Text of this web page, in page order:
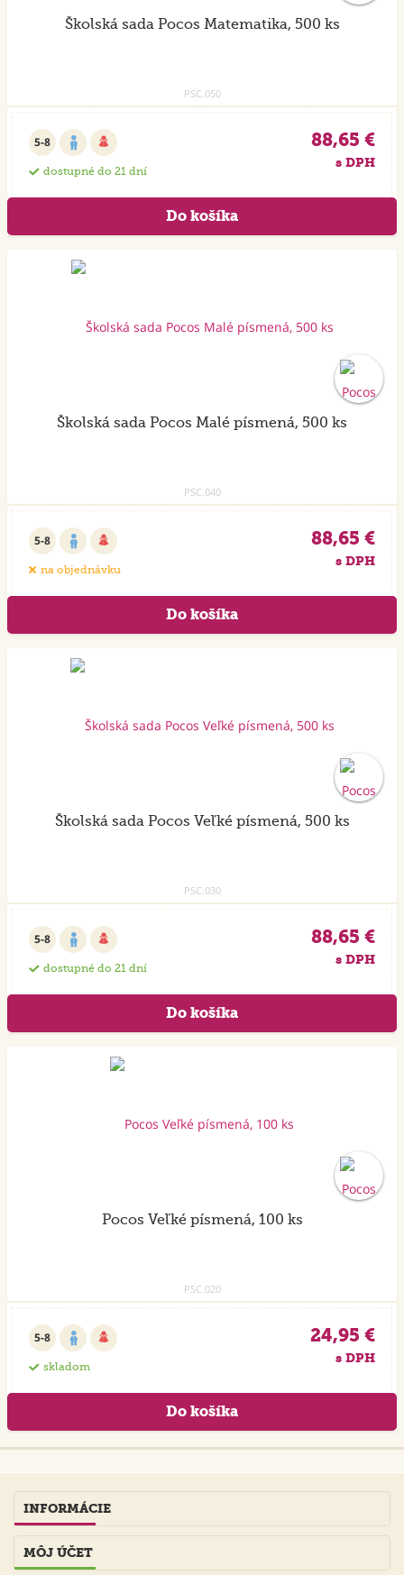
Školská sada Pocos Matematika, 500 ks
PSC.050
5-8
dostupné do 21 dní
88,65 €
s DPH
Školská sada Pocos Malé písmená, 500 ks
PSC.040
5-8
na objednávku
88,65 €
s DPH
Školská sada Pocos Veľké písmená, 500 ks
PSC.030
5-8
dostupné do 21 dní
88,65 €
s DPH
Pocos Veľké písmená, 100 ks
PSC.020
5-8
skladom
24,95 €
s DPH
INFORMÁCIE
MÔJ ÚČET